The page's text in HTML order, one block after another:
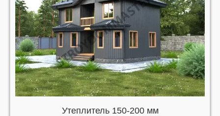
Утеплитель 150-200 мм